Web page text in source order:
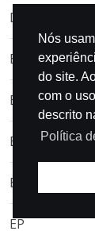
Dramaturgia
Edições
Entertainment
Entrevista
Entrevistas
EP
Nós
do site.
com o
descrito
Política